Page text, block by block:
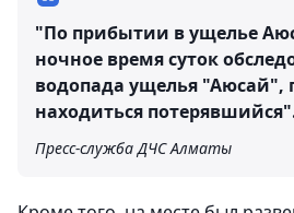
"По прибытии в ущелье
ночное время суток
водопада ущелья "Аюсай",
находиться
Пресс-служба ДЧС Алматы